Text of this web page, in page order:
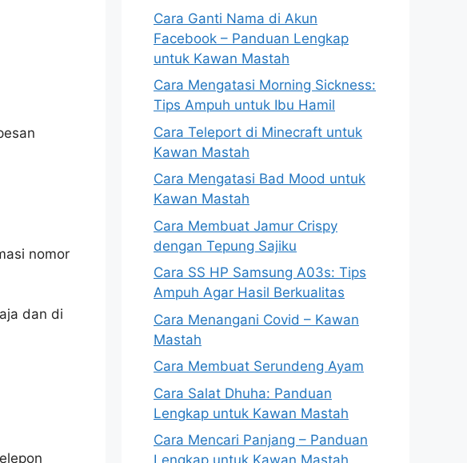
nomor
dan di
Cara Ganti Nama di Akun
Facebook – Panduan Lengkap
untuk Kawan Mastah
Cara Mengatasi Morning Sickness:
Tips Ampuh untuk Ibu Hamil
Cara Teleport di Minecraft untuk
Kawan Mastah
Cara Mengatasi Bad Mood untuk
Kawan Mastah
Cara Membuat Jamur Crispy
dengan Tepung Sajiku
Cara SS HP Samsung A03s: Tips
Ampuh Agar Hasil Berkualitas
Cara Menangani Covid – Kawan
Mastah
Cara Membuat Serundeng Ayam
Cara Salat Dhuha: Panduan
Lengkap untuk Kawan Mastah
Cara Mencari Panjang – Panduan
Lengkap untuk Kawan Mastah